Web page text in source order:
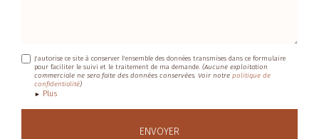
J'autorise ce site à conserver l'ensemble des données transmises dans ce formulaire
pour faciliter le suivi et le traitement de ma demande.(Aucune exploitation
commerciale ne sera faite des données conservées. Voir notrepolitique de
confidentialité)
Plus